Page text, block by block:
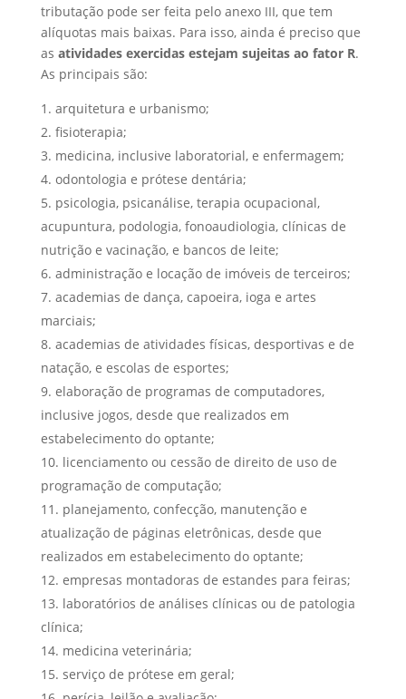
tributação pode ser feita pelo anexo III, que tem
alíquotas mais baixas. Para isso, ainda é preciso que
as atividades exercidas estejam sujeitas ao fator R.
As principais são:
arquitetura e urbanismo;
fisioterapia;
medicina, inclusive laboratorial, e enfermagem;
odontologia e prótese dentária;
psicologia, psicanálise, terapia ocupacional,
acupuntura, podologia, fonoaudiologia, clínicas de
nutrição e vacinação, e bancos de leite;
administração e locação de imóveis de terceiros;
academias de dança, capoeira, ioga e artes
marciais;
academias de atividades físicas, desportivas e de
natação, e escolas de esportes;
elaboração de programas de computadores,
inclusive jogos, desde que realizados em
estabelecimento do optante;
licenciamento ou cessão de direito de uso de
programação de computação;
planejamento, confecção, manutenção e
atualização de páginas eletrônicas, desde que
realizados em estabelecimento do optante;
empresas montadoras de estandes para feiras;
laboratórios de análises clínicas ou de patologia
clínica;
medicina veterinária;
serviço de prótese em geral;